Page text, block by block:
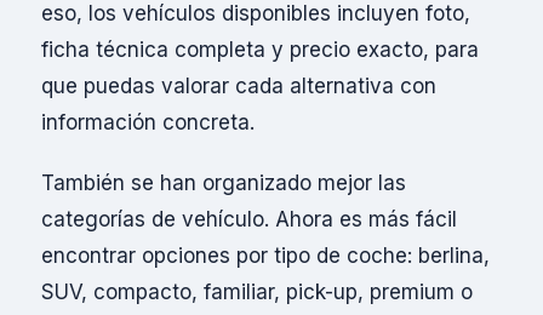
eso, los vehículos disponibles incluyen foto,
ficha técnica completa y precio exacto, para
que puedas valorar cada alternativa con
información concreta.
También se han organizado mejor las
categorías de vehículo. Ahora es más fácil
encontrar opciones por tipo de coche: berlina,
SUV, compacto, familiar, pick-up, premium o